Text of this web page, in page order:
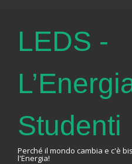
LEDS -
Studenti
Perché il mondo cambia e c'è
l'Energia!